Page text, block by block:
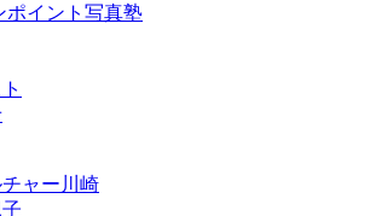
ポイント写真塾
ャー川崎